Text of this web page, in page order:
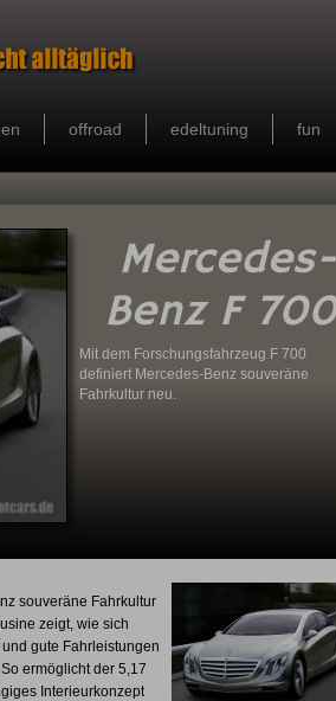
offroad edeltuning fun
Mercedes-
Benz F 700
Mit dem Forschungsfahrzeug F 700
definiert Mercedes-Benz souveräne
Fahrkultur neu.
souveräne Fahrkultur
zeigt, wie sich
gute Fahrleistungen
ermöglicht der 5,17
Interieurkonzept